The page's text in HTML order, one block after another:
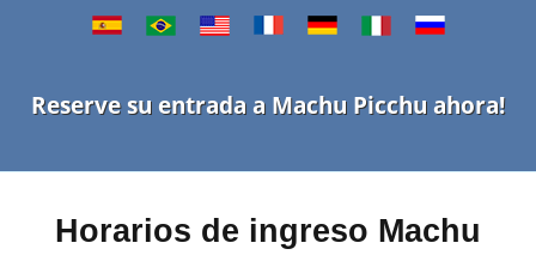
Reserve su entrada a Machu Picchu ahora!
Horarios de ingreso Machu